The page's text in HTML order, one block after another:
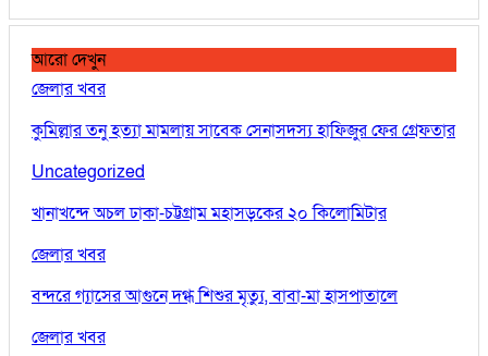
আরো দেখুন
জেলার খবর
কুমিল্লার তনু হত্যা মামলায় সাবেক সেনাসদস্য হাফিজুর ফের গ্রেফতার
Uncategorized
খানাখন্দে অচল ঢাকা-চট্টগ্রাম মহাসড়কের ২০ কিলোমিটার
জেলার খবর
বন্দরে গ্যাসের আগুনে দগ্ধ শিশুর মৃত্যু, বাবা-মা হাসপাতালে
জেলার খবর